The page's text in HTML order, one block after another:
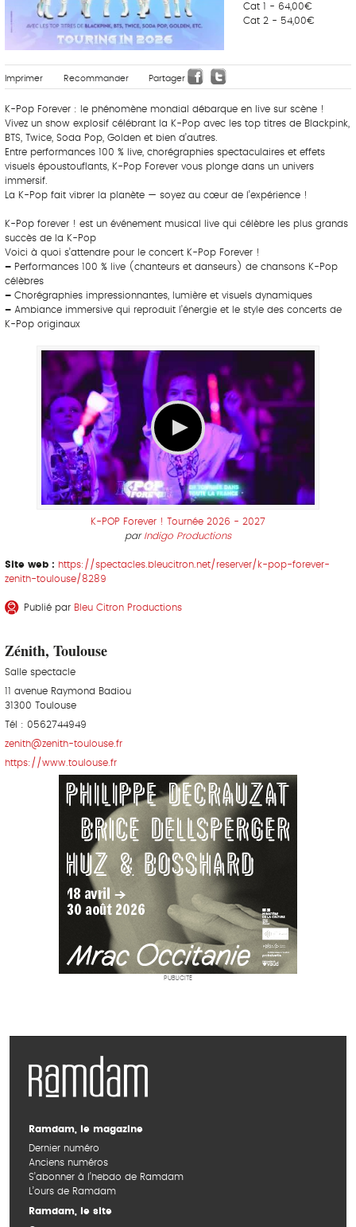
Cat 1 - 64,00€
Cat 2 - 54,00€
Imprimer Recommander Partager
K-Pop Forever : le phénomène mondial débarque en live sur scène !
Vivez un show explosif célébrant la K-Pop avec les top titres de Blackpink,
BTS, Twice, Soda Pop, Golden et bien d’autres.
Entre performances 100 % live, chorégraphies spectaculaires et effets
visuels époustouflants, K-Pop Forever vous plonge dans un univers
immersif.
La K-Pop fait vibrer la planète — soyez au cœur de l’expérience !
K-Pop forever ! est un événement musical live qui célèbre les plus grands
succès de la K-Pop
Voici à quoi s’attendre pour le concert K-Pop Forever !
– Performances 100 % live (chanteurs et danseurs) de chansons K-Pop
célèbres
– Chorégraphies impressionnantes, lumière et visuels dynamiques
– Ambiance immersive qui reproduit l’énergie et le style des concerts de
K-Pop originaux
K-POP Forever ! Tournée 2026 - 2027
par Indigo Productions
Site web : https://spectacles.bleucitron.net/reserver/k-pop-forever-
zenith-toulouse/8289
Publié par Bleu Citron Productions
Zénith, Toulouse
Salle spectacle
11 avenue Raymond Badiou
31300 Toulouse
Tél : 0562744949
zenith@zenith-toulouse.fr
https://www.toulouse.fr
PUBLICITÉ
Ramdam, le magazine
Dernier numéro
Anciens numéros
S’abonner à l’hebdo de Ramdam
L’ours de Ramdam
Ramdam, le site